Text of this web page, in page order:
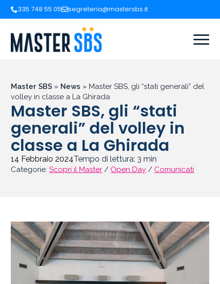
335 748 55 05 segreteria@mastersbs.it
Master SBS » News » Master SBS, gli “stati generali” del
volley in classe a La Ghirada
Master SBS, gli “stati
generali” del volley in
classe a La Ghirada
14 Febbraio 2024Tempo di lettura: 3 min
Categorie:Scopri il Master / Open Day / Comunicati